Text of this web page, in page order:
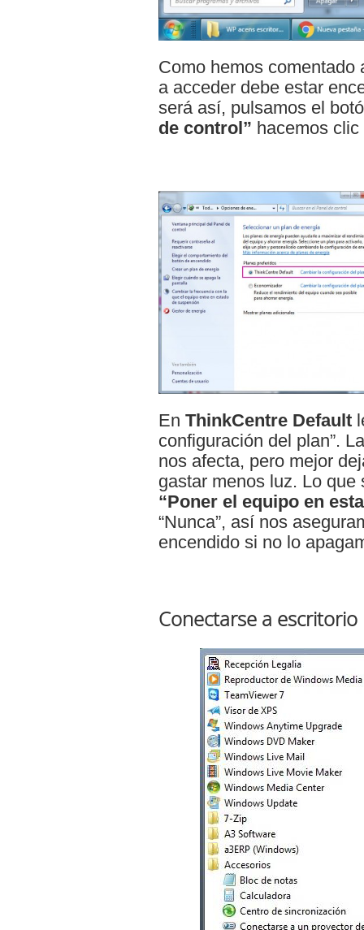
Como hemos comentado
a acceder debe estar
será así, pulsamos el
de control” hacemos
En ThinkCentre Default
configuración del plan”.
nos afecta, pero mejor
gastar menos luz. Lo
“Poner el equipo en
“Nunca”, así nos
encendido si no lo
Conectarse a